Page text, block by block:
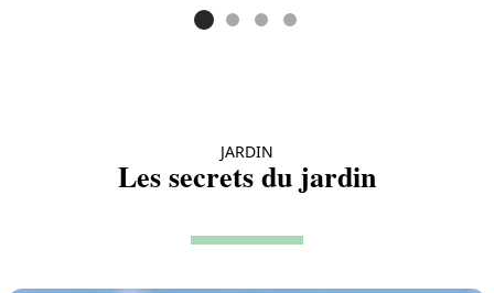
JARDIN
Les secrets du jardin